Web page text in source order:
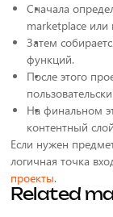
Сначала
marketplace или
Затем
функций.
После этого
На финальном
контентный
Если нужен
логичная точка
проекты.
Related